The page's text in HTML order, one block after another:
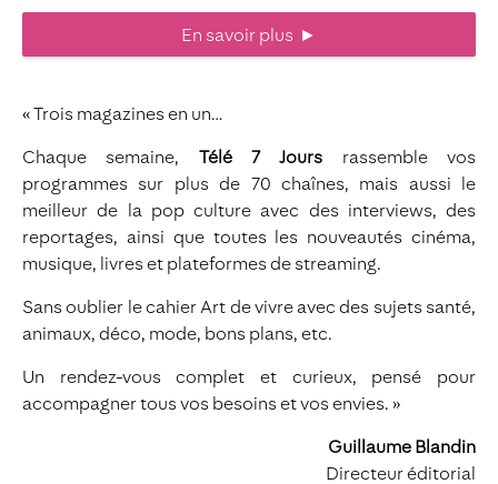
En savoir plus ►
« Trois magazines en un…
Chaque semaine, Télé 7 Jours rassemble vos
programmes sur plus de 70 chaînes, mais aussi le
meilleur de la pop culture avec des interviews, des
reportages, ainsi que toutes les nouveautés cinéma,
musique, livres et plateformes de streaming.
Sans oublier le cahier Art de vivre avec des sujets santé,
animaux, déco, mode, bons plans, etc.
Un rendez-vous complet et curieux, pensé pour
accompagner tous vos besoins et vos envies. »
Guillaume Blandin
Directeur éditorial